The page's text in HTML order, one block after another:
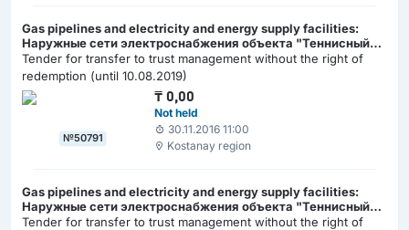
Gas pipelines and electricity and energy supply facilities:
Наружные сети электроснабжения объекта "Теннисный
центр", протяженностью 1176,4 м
Tender for transfer to trust management without the right of
redemption (until 10.08.2019)
№50791
₸0,00
Not held
30.11.2016 11:00
Kostanay region
Gas pipelines and electricity and energy supply facilities:
Наружные сети электроснабжения объекта "Теннисный
центр", протяженностью 1176,4 м
Tender for transfer to trust management without the right of